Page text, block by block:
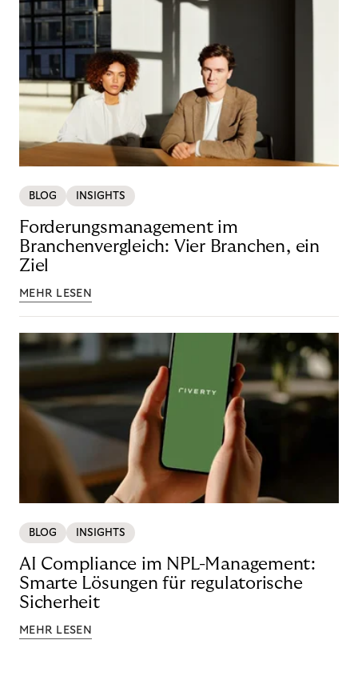
BLOG INSIGHTS
Forderungsmanagement im
Branchenvergleich: Vier Branchen, ein
Ziel
MEHR LESEN
BLOG INSIGHTS
AI Compliance im NPL-Management:
Smarte Lösungen für regulatorische
Sicherheit
MEHR LESEN